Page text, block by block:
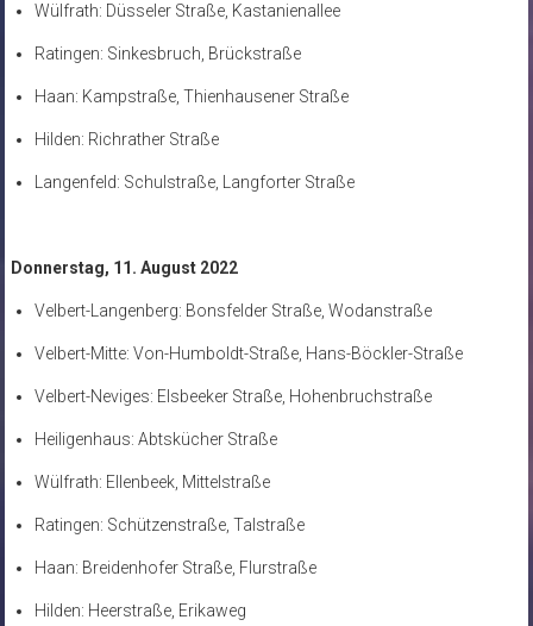
Wülfrath: Düsseler Straße, Kastanienallee
Ratingen: Sinkesbruch, Brückstraße
Haan: Kampstraße, Thienhausener Straße
Hilden: Richrather Straße
Langenfeld: Schulstraße, Langforter Straße
Donnerstag, 11. August 2022
Velbert-Langenberg: Bonsfelder Straße, Wodanstraße
Velbert-Mitte: Von-Humboldt-Straße, Hans-Böckler-Straße
Velbert-Neviges: Elsbeeker Straße, Hohenbruchstraße
Heiligenhaus: Abtskücher Straße
Wülfrath: Ellenbeek, Mittelstraße
Ratingen: Schützenstraße, Talstraße
Haan: Breidenhofer Straße, Flurstraße
Hilden: Heerstraße, Erikaweg